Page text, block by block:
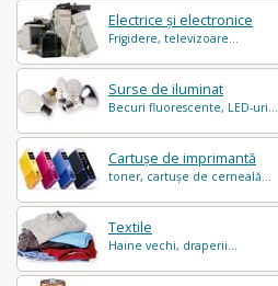
Electrice și electronice
Frigidere, televizoare...
Surse de iluminat
Becuri fluorescente, LED-uri...
Cartușe de imprimantă
toner, cartușe de cerneală...
Textile
Haine vechi, draperii...